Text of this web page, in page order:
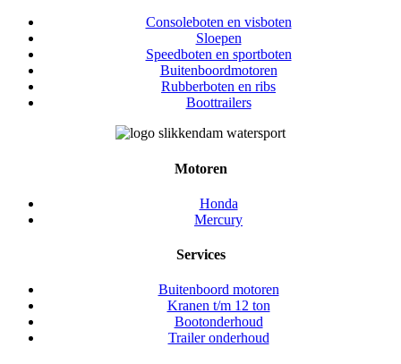
Consoleboten en visboten
Sloepen
Speedboten en sportboten
Buitenboordmotoren
Rubberboten en ribs
Boottrailers
Motoren
Honda
Mercury
Services
Buitenboord motoren
Kranen t/m 12 ton
Bootonderhoud
Trailer onderhoud